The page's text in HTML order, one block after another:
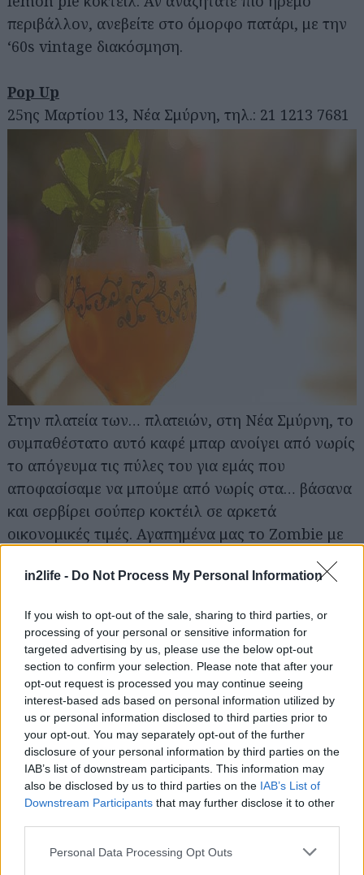
in2life - Do Not Process My Personal Information
If you wish to opt-out of the sale, sharing to third parties, or
processing of your personal or sensitive information for
targeted advertising by us, please use the below opt-out
section to confirm your selection. Please note that after your
opt-out request is processed you may continue seeing
interest-based ads based on personal information utilized by
us or personal information disclosed to third parties prior to
your opt-out. You may separately opt-out of the further
disclosure of your personal information by third parties on the
IAB’s list of downstream participants. This information may
also be disclosed by us to third parties on the IAB’s List of
Downstream Participants that may further disclose it to other
Please note that this website/app uses one or more Google
Personal Data Processing Opt Outs
περιβάλλον, ανεβείτε στο όμορφο πατάρι, με την
‘60s vintage διακόσμηση.
Pop Up
25ης Μαρτίου 13, Νέα Σμύρνη, τηλ.: 21 1213 7681
Στην πλατεία των… πλατειών, στη Νέα Σμύρνη, το
συμπαθέστατο αυτό καφέ μπαρ ανοίγει από νωρίς
το απόγευμα τις πύλες του για εμάς που
αποφασίσαμε να μπούμε από νωρίς στα… βάσανα
και σερβίρει σούπερ κοκτέιλ σε αρκετά
οικονομικές τιμές. Αγαπημένα μας το Zombie με
τριαντάφυλλο (7€). Όσο για το πού θα καθίσετε,
που απλώνει το Pop Up στην πλατεία, και το πιο
«ανήσυχο» εσωτερικό του, στο οποίο τα
ντεσιμπέλ ανεβαίνουν.
Circus
Ναυαρίνου 11, τηλ.: 210 3615255
Αναζήτηση
για...